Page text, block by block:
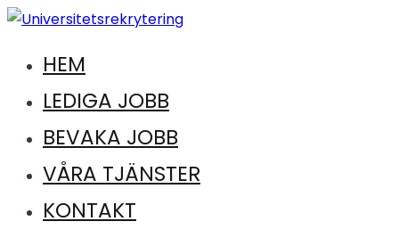
Hoppa
innehåll
Universitetsrekrytering
Jobb inom universitet och högskola
HEM
LEDIGA JOBB
BEVAKA JOBB
VÅRA TJÄNSTER
KONTAKT